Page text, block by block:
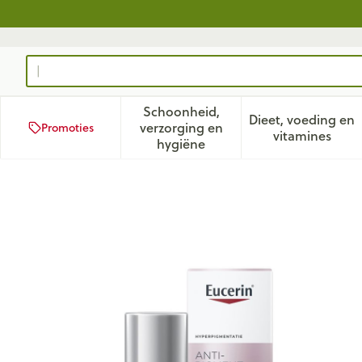
Product, merk, categorie...
Promoties
Schoonheid,
verzorging en
hygiëneToon submenu voor
Dieet, voeding en
vitamines
Toon
Eucerin A/pigment